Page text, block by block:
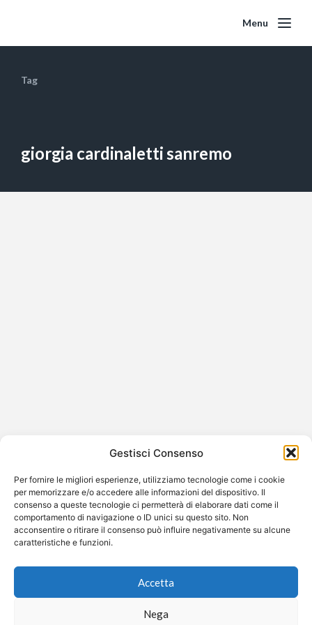
Gestisci Consenso
Per fornire le migliori esperienze, utilizziamo tecnologie come i cookie
per memorizzare e/o accedere alle informazioni del dispositivo. Il
consenso a queste tecnologie ci permetterà di elaborare dati come il
comportamento di navigazione o ID unici su questo sito. Non
acconsentire o ritirare il consenso può influire negativamente su alcune
caratteristiche e funzioni.
Accetta
Nega
Menu
Tag
giorgia cardinaletti sanremo
sul palco dell’Ariston Tra i protagonisti della serata
finale del Festival di…
©2026 Free Streaming